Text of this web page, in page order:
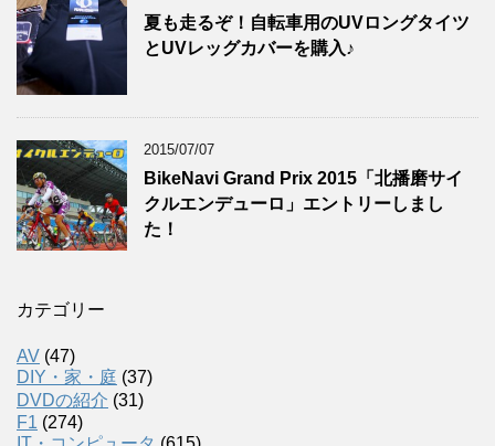
夏も走るぞ！自転車用のUVロングタイツ
とUVレッグカバーを購入♪
2015/07/07
BikeNavi Grand Prix 2015「北播磨サイ
クルエンデューロ」エントリーしまし
た！
カテゴリー
AV (47)
DIY・家・庭 (37)
DVDの紹介 (31)
F1 (274)